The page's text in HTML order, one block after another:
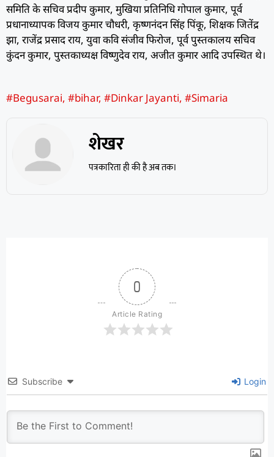
समिति के सचिव प्रदीप कुमार, मुखिया प्रतिनिधि गोपाल कुमार, पूर्व
प्रधानाध्यापक विजय कुमार चौधरी, कृष्णनंदन सिंह पिंकू, शिक्षक जितेंद्र
झा, राजेंद्र प्रसाद राय, युवा कवि संजीव फिरोज, पूर्व पुस्तकालय सचिव
कुंदन कुमार, पुस्तकाध्यक्ष विष्णुदेव राय, अजीत कुमार आदि उपस्थित थे।
#Begusarai, #bihar, #Dinkar Jayanti, #Simaria
शेखर
पत्रकारिता ही की है अब तक।
0
Article Rating
Subscribe Login